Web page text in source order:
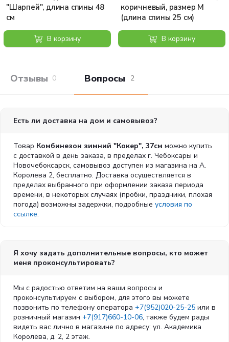
"Шарпей", длина спины 48
см
В корзину
коричневый, размер М
(длина спины 25 см)
В корзину
Отзывы покупателей
0 Вопросы и
2
Есть ли доставка на дом и самовывоз?
Товар Комбинезон зимний "Кокер", 37см можно купить
с доставкой в день заказа, в пределах г. Чебоксары и
Новочебоксарск, самовывоз доступен из магазина на А.
Королева 2, бесплатно. Доставка осуществляется в
пределах выбранного при оформлении заказа периода
времени, в некоторых случаях (пробки, праздники, плохая
погода) возможны задержки, подробные условия по
ссылке.
Я хочу задать дополнительные вопросы, кто может
меня проконсультировать?
Мы с радостью ответим на ваши вопросы и
проконсультируем с выбором, для этого вы можете
позвонить по телефону оператора +7(952)020-25-25 или в
розничный магазин +7(917)660-10-06, также будем рады
видеть вас лично в магазине по адресу: ул. Академика
Королёва, д. 2, 2 этаж.